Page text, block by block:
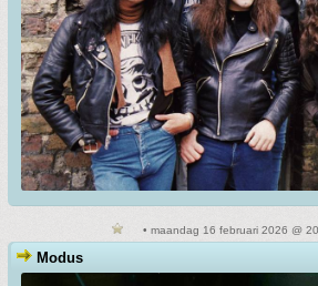
• maandag 16 februari 2026 @
Modus